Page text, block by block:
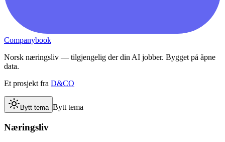
Companybook
Norsk næringsliv — tilgjengelig der din AI jobber. Bygget på åpne
data.
Et prosjekt fra D&CO
Bytt tema Bytt tema
Næringsliv